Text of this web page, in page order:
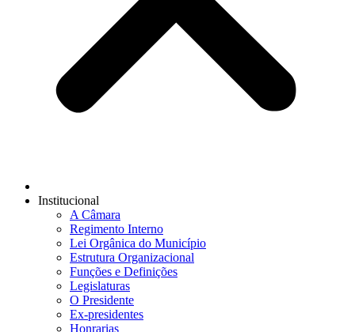
Institucional
A Câmara
Regimento Interno
Lei Orgânica do Município
Estrutura Organizacional
Funções e Definições
Legislaturas
O Presidente
Ex-presidentes
Honrarias